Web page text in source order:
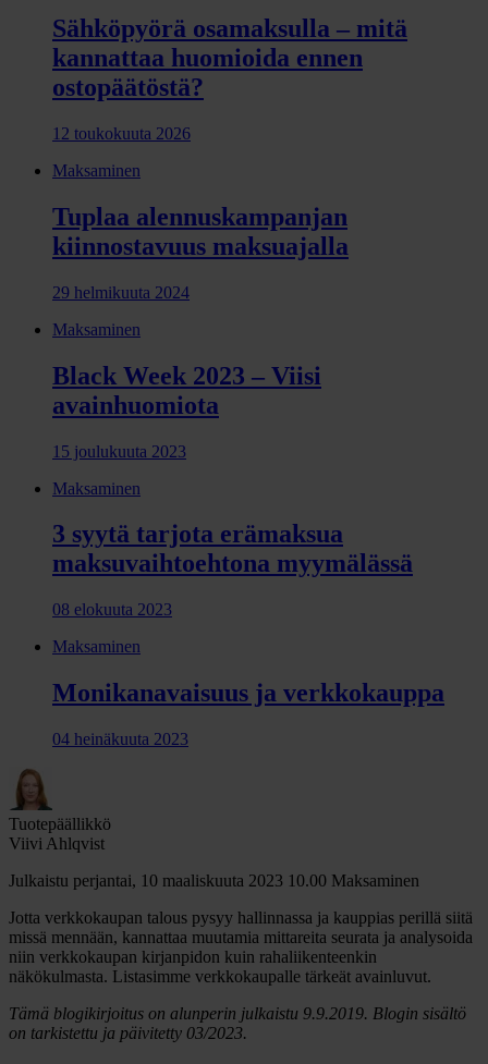
Sähköpyörä osamaksulla – mitä
kannattaa huomioida ennen
ostopäätöstä?
12 toukokuuta 2026
Maksaminen
Tuplaa alennuskampanjan
kiinnostavuus maksuajalla
29 helmikuuta 2024
Maksaminen
Black Week 2023 – Viisi
avainhuomiota
15 joulukuuta 2023
Maksaminen
3 syytä tarjota erämaksua
maksuvaihtoehtona myymälässä
08 elokuuta 2023
Maksaminen
Monikanavaisuus ja verkkokauppa
04 heinäkuuta 2023
Tuotepäällikkö
Viivi Ahlqvist
Julkaistu perjantai, 10 maaliskuuta 2023 10.00 Maksaminen
Jotta verkkokaupan talous pysyy hallinnassa ja kauppias perillä siitä
missä mennään, kannattaa muutamia mittareita seurata ja analysoida
niin verkkokaupan kirjanpidon kuin rahaliikenteenkin
näkökulmasta. Listasimme verkkokaupalle tärkeät avainluvut.
Tämä blogikirjoitus on alunperin julkaistu 9.9.2019. Blogin sisältö
on tarkistettu ja päivitetty 03/2023.